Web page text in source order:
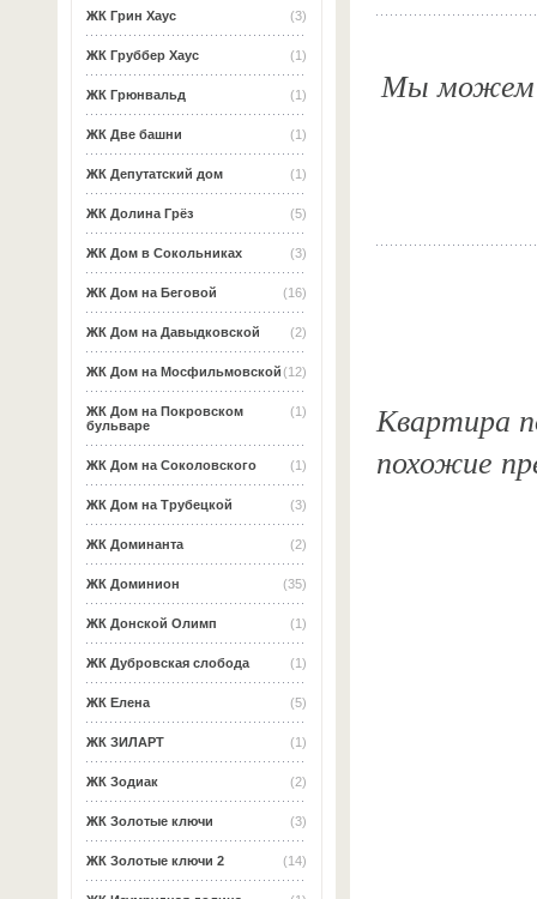
(3)
ЖК Грин Хаус
(1)
ЖК Груббер Хаус
(1)
ЖК Грюнвальд
(1)
ЖК Две башни
(1)
ЖК Депутатский дом
(5)
ЖК Долина Грёз
(3)
ЖК Дом в Сокольниках
(16)
ЖК Дом на Беговой
(2)
ЖК Дом на Давыдковской
(12)
ЖК Дом на Мосфильмовской
(1)
ЖК Дом на Покровском
бульваре
(1)
ЖК Дом на Соколовского
(3)
ЖК Дом на Трубецкой
(2)
ЖК Доминанта
(35)
ЖК Доминион
(1)
ЖК Донской Олимп
(1)
ЖК Дубровская слобода
(5)
ЖК Елена
(1)
ЖК ЗИЛАРТ
(2)
ЖК Зодиак
(3)
ЖК Золотые ключи
(14)
ЖК Золотые ключи 2
Мы можем
Квартира
похожие